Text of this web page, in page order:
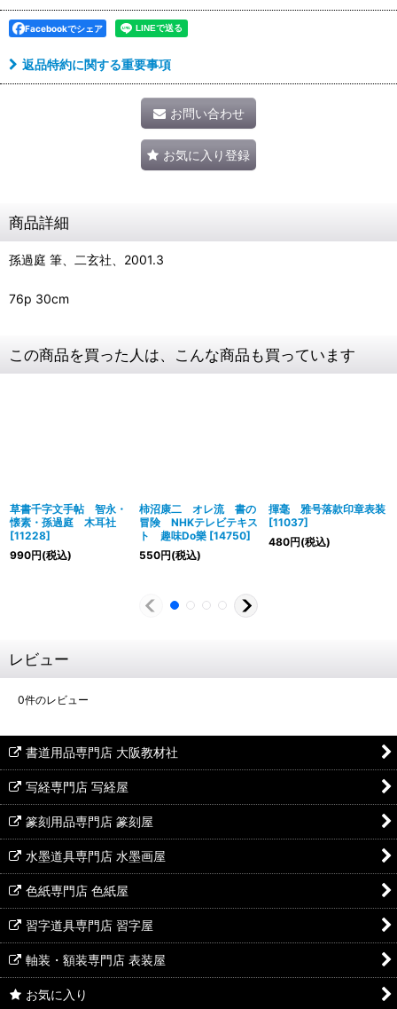
Facebookでシェア
返品特約に関する重要事項
お問い合わせ
お気に入り登録
商品詳細
孫過庭 筆、二玄社、2001.3
76p 30cm
この商品を買った人は、こんな商品も買っています
草書千字文手帖 智永・
懐素・孫過庭 木耳社
[11228]
990円(税込)
柿沼康二 オレ流 書の
冒険 NHKテレビテキス
ト 趣味Do樂 [14750]
550円(税込)
揮毫 雅号落款印章表装
[11037]
480円(税込)
レビュー
0件のレビュー
書道用品専門店 大阪教材社
写経専門店 写経屋
篆刻用品専門店 篆刻屋
水墨道具専門店 水墨画屋
色紙専門店 色紙屋
習字道具専門店 習字屋
軸装・額装専門店 表装屋
お気に入り